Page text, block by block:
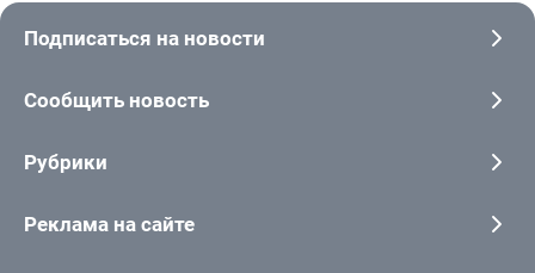
Подписаться на новости
Сообщить новость
Рубрики
Реклама на сайте